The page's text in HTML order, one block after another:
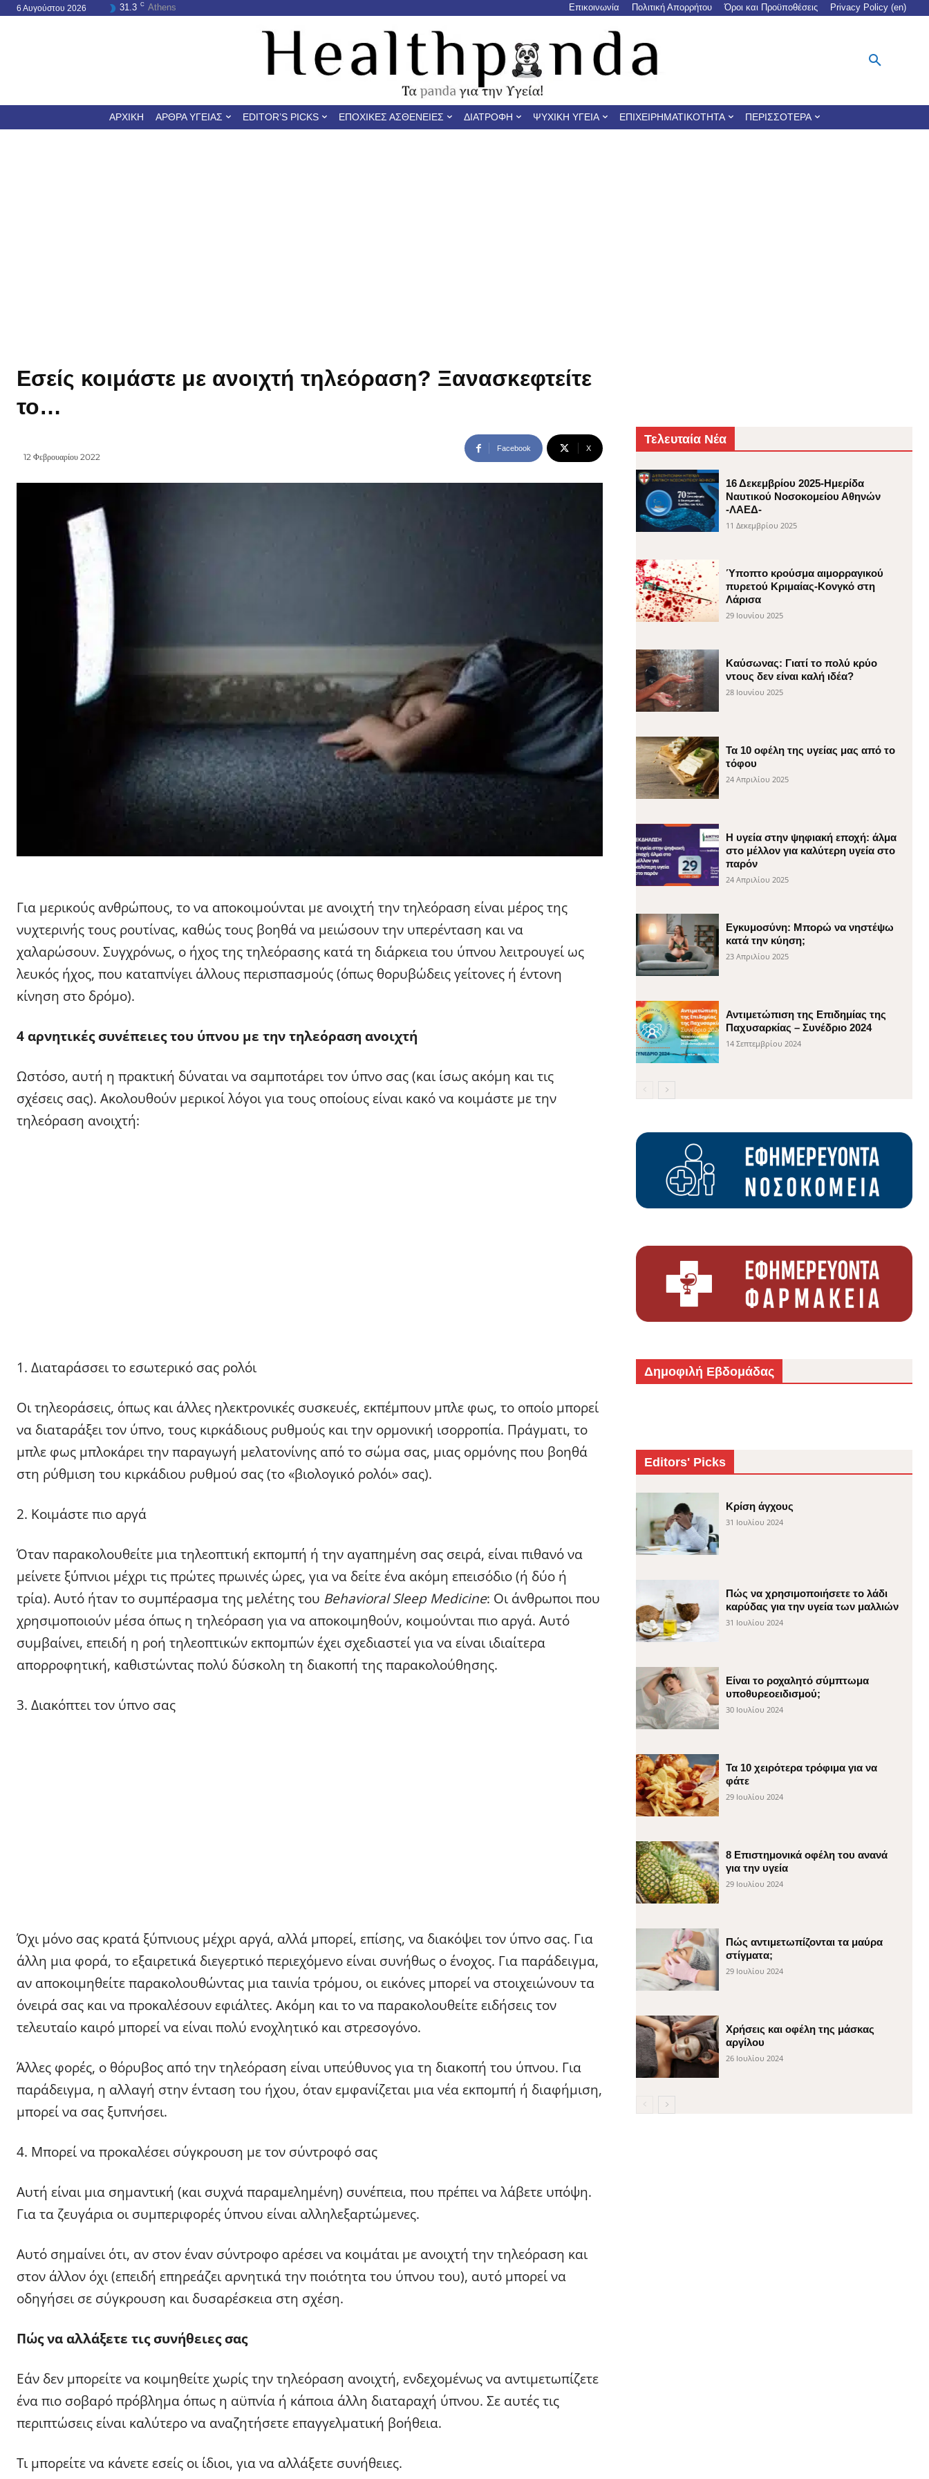
6 Αυγούστου 2026 31.3 C Athens Επικοινωνία Πολιτική Απορρήτου Όροι και Προϋποθέσεις Privacy Policy (en)
ΑΡΧΙΚΉ ΆΡΘΡΑ ΥΓΕΊΑΣ EDITOR’S PICKS ΕΠΟΧΙΚΈΣ ΑΣΘΈΝΕΙΕΣ ΔΙΑΤΡΟΦΉ ΨΥΧΙΚΉ ΥΓΕΊΑ ΕΠΙΧΕΙΡΗΜΑΤΙΚΌΤΗΤΑ ΠΕΡΙΣΣΌΤΕΡΑ
Εσείς κοιμάστε με ανοιχτή τηλεόραση? Ξανασκεφτείτε
το…
12 Φεβρουαρίου 2022
Facebook X
Για μερικούς ανθρώπους, το να αποκοιμούνται με ανοιχτή την τηλεόραση είναι μέρος της
νυχτερινής τους ρουτίνας, καθώς τους βοηθά να μειώσουν την υπερένταση και να
χαλαρώσουν. Συγχρόνως, ο ήχος της τηλεόρασης κατά τη διάρκεια του ύπνου λειτρουγεί ως
λευκός ήχος, που καταπνίγει άλλους περισπασμούς (όπως θορυβώδεις γείτονες ή έντονη
κίνηση στο δρόμο).
4 αρνητικές συνέπειες του ύπνου με την τηλεόραση ανοιχτή
Ωστόσο, αυτή η πρακτική δύναται να σαμποτάρει τον ύπνο σας (και ίσως ακόμη και τις
σχέσεις σας). Ακολουθούν μερικοί λόγοι για τους οποίους είναι κακό να κοιμάστε με την
τηλεόραση ανοιχτή:
Διαταράσσει το εσωτερικό σας ρολόι
Οι τηλεοράσεις, όπως και άλλες ηλεκτρονικές συσκευές, εκπέμπουν μπλε φως, το οποίο μπορεί
να διαταράξει τον ύπνο, τους κιρκάδιους ρυθμούς και την ορμονική ισορροπία. Πράγματι, το
μπλε φως μπλοκάρει την παραγωγή μελατονίνης από το σώμα σας, μιας ορμόνης που βοηθά
στη ρύθμιση του κιρκάδιου ρυθμού σας (το «βιολογικό ρολόι» σας).
2. Κοιμάστε πιο αργά
Όταν παρακολουθείτε μια τηλεοπτική εκπομπή ή την αγαπημένη σας σειρά, είναι πιθανό να
μείνετε ξύπνιοι μέχρι τις πρώτες πρωινές ώρες, για να δείτε ένα ακόμη επεισόδιο (ή δύο ή
τρία). Αυτό ήταν το συμπέρασμα της μελέτης του ​ Behavioral Sleep Medicine​: Οι άνθρωποι που
χρησιμοποιούν μέσα όπως η τηλεόραση για να αποκοιμηθούν, κοιμούνται πιο αργά. Αυτό
συμβαίνει, επειδή η ροή τηλεοπτικών εκπομπών έχει σχεδιαστεί για να είναι ιδιαίτερα
απορροφητική, καθιστώντας πολύ δύσκολη τη διακοπή της παρακολούθησης.
3. Διακόπτει τον ύπνο σας
Όχι μόνο σας κρατά ξύπνιους μέχρι αργά, αλλά μπορεί, επίσης, να διακόψει τον ύπνο σας. Για
άλλη μια φορά, το εξαιρετικά διεγερτικό περιεχόμενο είναι συνήθως ο ένοχος. Για παράδειγμα,
αν αποκοιμηθείτε παρακολουθώντας μια ταινία τρόμου, οι εικόνες μπορεί να στοιχειώνουν τα
όνειρά σας και να προκαλέσουν εφιάλτες. Ακόμη και το να παρακολουθείτε ειδήσεις τον
τελευταίο καιρό μπορεί να είναι πολύ ενοχλητικό και στρεσογόνο.
Άλλες φορές, ο θόρυβος από την τηλεόραση είναι υπεύθυνος για τη διακοπή του ύπνου. Για
παράδειγμα, η αλλαγή στην ένταση του ήχου, όταν εμφανίζεται μια νέα εκπομπή ή διαφήμιση,
μπορεί να σας ξυπνήσει.
4. Μπορεί να προκαλέσει σύγκρουση με τον σύντροφό σας
Αυτή είναι μια σημαντική (και συχνά παραμελημένη) συνέπεια, που πρέπει να λάβετε υπόψη.
Για τα ζευγάρια οι συμπεριφορές ύπνου είναι αλληλεξαρτώμενες.
Αυτό σημαίνει ότι, αν στον έναν σύντροφο αρέσει να κοιμάται με ανοιχτή την τηλεόραση και
στον άλλον όχι (επειδή επηρεάζει αρνητικά την ποιότητα του ύπνου του), αυτό μπορεί να
οδηγήσει σε σύγκρουση και δυσαρέσκεια στη σχέση.
Πώς να αλλάξετε τις συνήθειες σας
Εάν δεν μπορείτε να κοιμηθείτε χωρίς την τηλεόραση ανοιχτή, ενδεχομένως να αντιμετωπίζετε
ένα πιο σοβαρό πρόβλημα όπως η αϋπνία ή κάποια άλλη διαταραχή ύπνου. Σε αυτές τις
περιπτώσεις είναι καλύτερο να αναζητήσετε επαγγελματική βοήθεια.
Τι μπορείτε να κάνετε εσείς οι ίδιοι, για να αλλάξετε συνήθειες.
Τελευταία Νέα
16 Δεκεμβρίου 2025-Ημερίδα
Ναυτικού Νοσοκομείου Αθηνών
-ΛΑΕΔ-
11 Δεκεμβρίου 2025
Ύποπτο κρούσμα αιμορραγικού
πυρετού Κριμαίας-Κονγκό στη
Λάρισα
29 Ιουνίου 2025
Καύσωνας: Γιατί το πολύ κρύο
ντους δεν είναι καλή ιδέα?
28 Ιουνίου 2025
Τα 10 οφέλη της υγείας μας από το
τόφου
24 Απριλίου 2025
H υγεία στην ψηφιακή εποχή: άλμα
στο μέλλον για καλύτερη υγεία στο
παρόν
24 Απριλίου 2025
Εγκυμοσύνη: Μπορώ να νηστέψω
κατά την κύηση;
23 Απριλίου 2025
Αντιμετώπιση της Επιδημίας της
Παχυσαρκίας – Συνέδριο 2024
14 Σεπτεμβρίου 2024
Δημοφιλή Εβδομάδας
Editors' Picks
Κρίση άγχους
31 Ιουλίου 2024
Πώς να χρησιμοποιήσετε το λάδι
καρύδας για την υγεία των μαλλιών
31 Ιουλίου 2024
Είναι το ροχαλητό σύμπτωμα
υποθυρεοειδισμού;
30 Ιουλίου 2024
Τα 10 χειρότερα τρόφιμα για να
φάτε
29 Ιουλίου 2024
8 Επιστημονικά οφέλη του ανανά
για την υγεία
29 Ιουλίου 2024
Πώς αντιμετωπίζονται τα μαύρα
στίγματα;
29 Ιουλίου 2024
Χρήσεις και οφέλη της μάσκας
αργίλου
26 Ιουλίου 2024